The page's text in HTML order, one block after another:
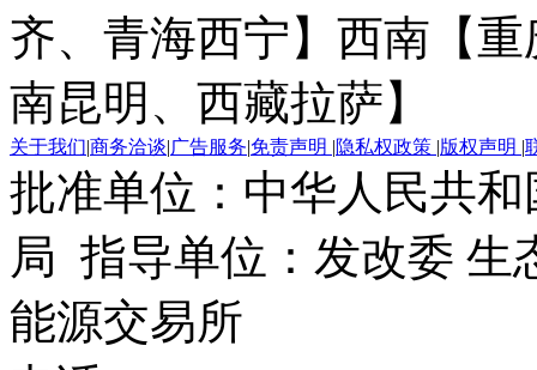
齐、青海西宁】 西南【
南昆明、西藏拉萨】
关于我们|商务洽谈|广告服务|免责声明 |隐私权政策 |版权声明 |
批准单位：中华人民共
局 指导单位：发改委 生
能源交易所